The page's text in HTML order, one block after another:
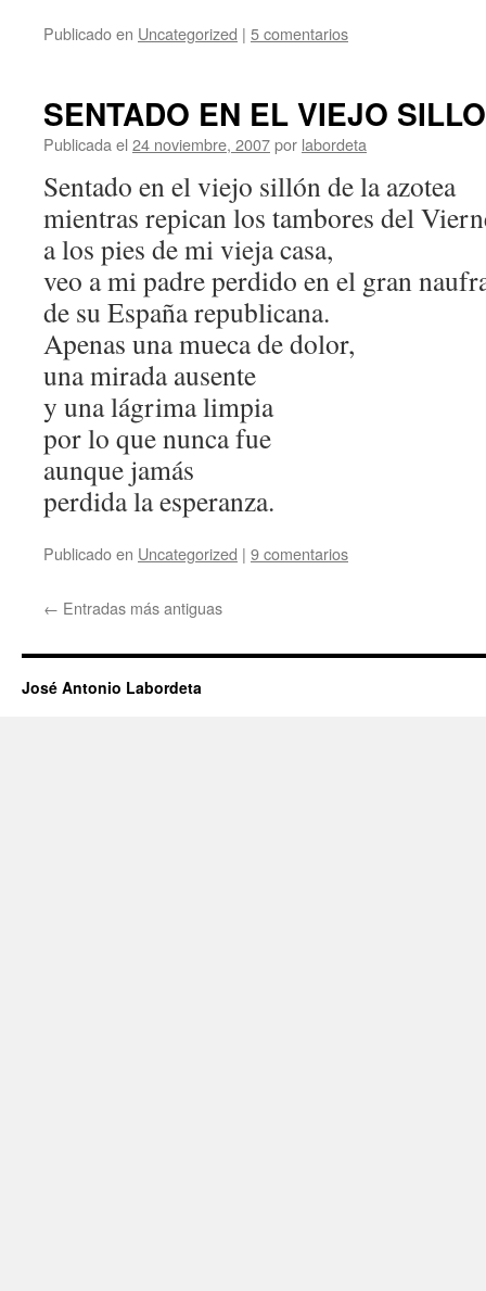
Publicado en Uncategorized | 5 comentarios
SENTADO EN EL VIEJO
Publicada el 24 noviembre, 2007por labordeta
Sentado en el viejo sillón de la azotea
mientras repican los tambores del
a los pies de mi vieja casa,
veo a mi padre perdido en el gran
de su España republicana.
Apenas una mueca de dolor,
una mirada ausente
y una lágrima limpia
por lo que nunca fue
aunque jamás
perdida la esperanza.
Publicado en Uncategorized | 9 comentarios
← Entradas más antiguas
José Antonio Labordeta